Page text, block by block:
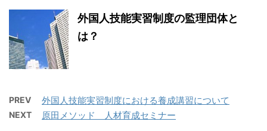
外国人技能実習制度の監理団体と
は？
PREV 外国人技能実習制度における養成講習について
NEXT 原田メソッド 人材育成セミナー